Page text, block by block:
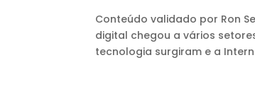
Conteúdo validado por Ron
digital chegou a vários
tecnologia surgiram e a